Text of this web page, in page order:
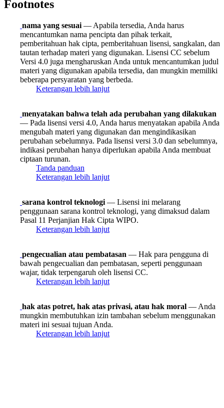
Footnotes
nama yang sesuai — Apabila tersedia, Anda harus
mencantumkan nama pencipta dan pihak terkait,
pemberitahuan hak cipta, pemberitahuan lisensi, sangkalan, dan
tautan terhadap materi yang digunakan. Lisensi CC sebelum
Versi 4.0 juga mengharuskan Anda untuk mencantumkan judul
materi yang digunakan apabila tersedia, dan mungkin memiliki
beberapa persyaratan yang berbeda.
Keterangan lebih lanjut
menyatakan bahwa telah ada perubahan yang dilakukan
— Pada lisensi versi 4.0, Anda harus menyatakan apabila Anda
mengubah materi yang digunakan dan mengindikasikan
perubahan sebelumnya. Pada lisensi versi 3.0 dan sebelumnya,
indikasi perubahan hanya diperlukan apabila Anda membuat
ciptaan turunan.
Tanda panduan
Keterangan lebih lanjut
sarana kontrol teknologi — Lisensi ini melarang
penggunaan sarana kontrol teknologi, yang dimaksud dalam
Pasal 11 Perjanjian Hak Cipta WIPO.
Keterangan lebih lanjut
pengecualian atau pembatasan — Hak para pengguna di
bawah pengecualian dan pembatasan, seperti penggunaan
wajar, tidak terpengaruh oleh lisensi CC.
Keterangan lebih lanjut
hak atas potret, hak atas privasi, atau hak moral — Anda
mungkin membutuhkan izin tambahan sebelum menggunakan
materi ini sesuai tujuan Anda.
Keterangan lebih lanjut